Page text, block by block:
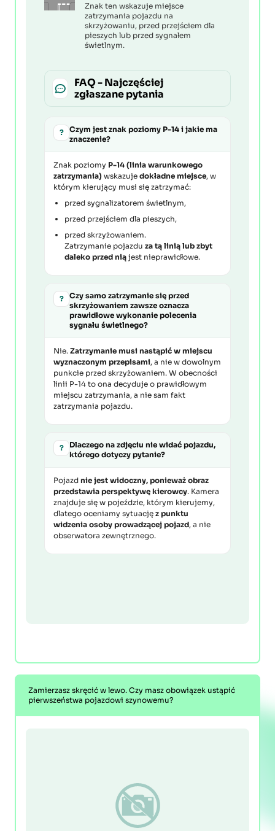
Znak ten wskazuje miejsce
zatrzymania pojazdu na
skrzyżowaniu, przed przejściem dla
pieszych lub przed sygnałem
świetlnym.
FAQ - Najczęściej
zgłaszane pytania
?
Czym jest znak poziomy P-14 i jakie ma
znaczenie?
Znak poziomy P-14 (linia warunkowego
zatrzymania) wskazuje dokładne miejsce, w
którym kierujący musi się zatrzymać:
przed sygnalizatorem świetlnym,
przed przejściem dla pieszych,
przed skrzyżowaniem.
Zatrzymanie pojazdu za tą linią lub zbyt
daleko przed nią jest nieprawidłowe.
?
Czy samo zatrzymanie się przed
skrzyżowaniem zawsze oznacza
prawidłowe wykonanie polecenia
sygnału świetlnego?
Nie. Zatrzymanie musi nastąpić w miejscu
wyznaczonym przepisami, a nie w dowolnym
punkcie przed skrzyżowaniem. W obecności
linii P-14 to ona decyduje o prawidłowym
miejscu zatrzymania, a nie sam fakt
zatrzymania pojazdu.
?
Dlaczego na zdjęciu nie widać pojazdu,
którego dotyczy pytanie?
Pojazd nie jest widoczny, ponieważ obraz
przedstawia perspektywę kierowcy. Kamera
znajduje się w pojeździe, którym kierujemy,
dlatego oceniamy sytuację z punktu
widzenia osoby prowadzącej pojazd, a nie
obserwatora zewnętrznego.
Zamierzasz skręcić w lewo. Czy masz obowiązek ustąpić
pierwszeństwa pojazdowi szynowemu?